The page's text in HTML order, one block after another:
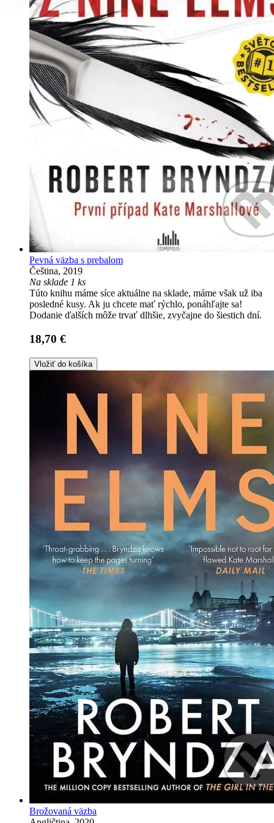
Pevná väzba s prebalom
Čeština, 2019
Na sklade 1 ks
Túto knihu máme síce aktuálne na sklade, máme však už iba
posledné kusy. Ak ju chcete mať rýchlo, ponáhľajte sa!
Dodanie ďalších môže trvať dlhšie, zvyčajne do šiestich dní.
18,70 €
Vložiť do košíka
Brožovaná väzba